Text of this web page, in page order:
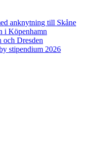
anknytning till Skåne
i Köpenhamn
och Dresden
stipendium 2026